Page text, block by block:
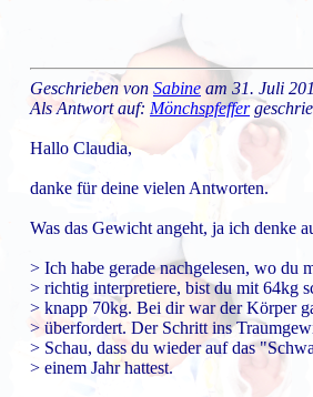
Geschrieben von Sabine am 31. Juli
Als Antwort auf: Mönchspfeffer
Hallo Claudia,
danke für deine vielen Antworten.
Was das Gewicht angeht, ja ich denke
> Ich habe gerade nachgelesen, wo du
> richtig interpretiere, bist du mit 64kg
> knapp 70kg. Bei dir war der Körper
> überfordert. Der Schritt ins
> Schau, dass du wieder auf das
> einem Jahr hattest.